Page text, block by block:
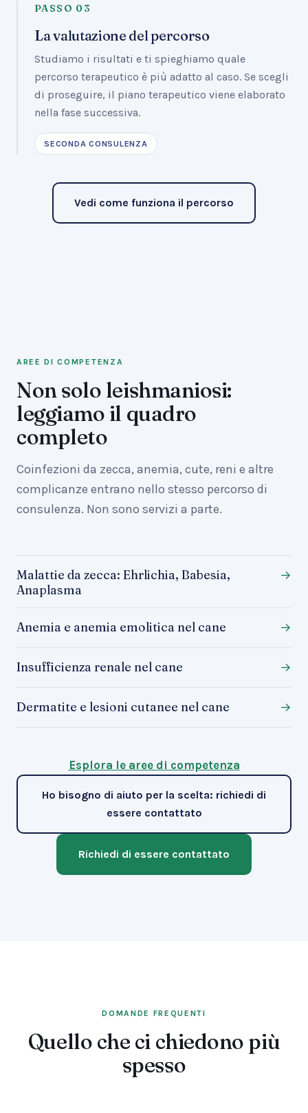
PASSO 03
La valutazione del percorso
Studiamo i risultati e ti spieghiamo quale
percorso terapeutico è più adatto al caso. Se scegli
di proseguire, il piano terapeutico viene elaborato
nella fase successiva.
SECONDA CONSULENZA
Vedi come funziona il percorso
AREE DI COMPETENZA
Non solo leishmaniosi:
leggiamo il quadro
completo
Coinfezioni da zecca, anemia, cute, reni e altre
complicanze entrano nello stesso percorso di
consulenza. Non sono servizi a parte.
Malattie da zecca: Ehrlichia, Babesia,
Anaplasma
→
Anemia e anemia emolitica nel cane →
Insufficienza renale nel cane →
Dermatite e lesioni cutanee nel cane →
Esplora le aree di competenza
Ho bisogno di aiuto per la scelta: richiedi di
essere contattato
Richiedi di essere contattato
DOMANDE FREQUENTI
Quello che ci chiedono più
spesso